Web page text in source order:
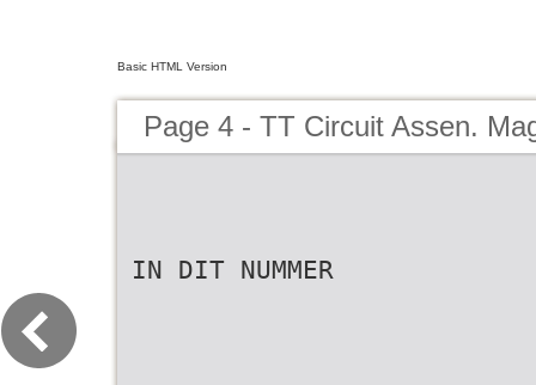
Basic HTML Version
Page 4 - TT Circuit Assen.
IN DIT NUMMER